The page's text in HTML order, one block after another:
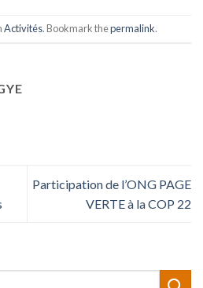
Activités. Bookmark thepermalink.
Participation de l’ONG PAGE
VERTE à la COP 22